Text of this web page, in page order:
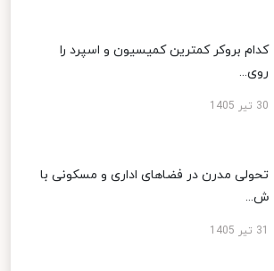
کدام بروکر کمترین کمیسیون و اسپرد را
روی...
30 تیر 1405
تحولی مدرن در فضاهای اداری و مسکونی با
ش...